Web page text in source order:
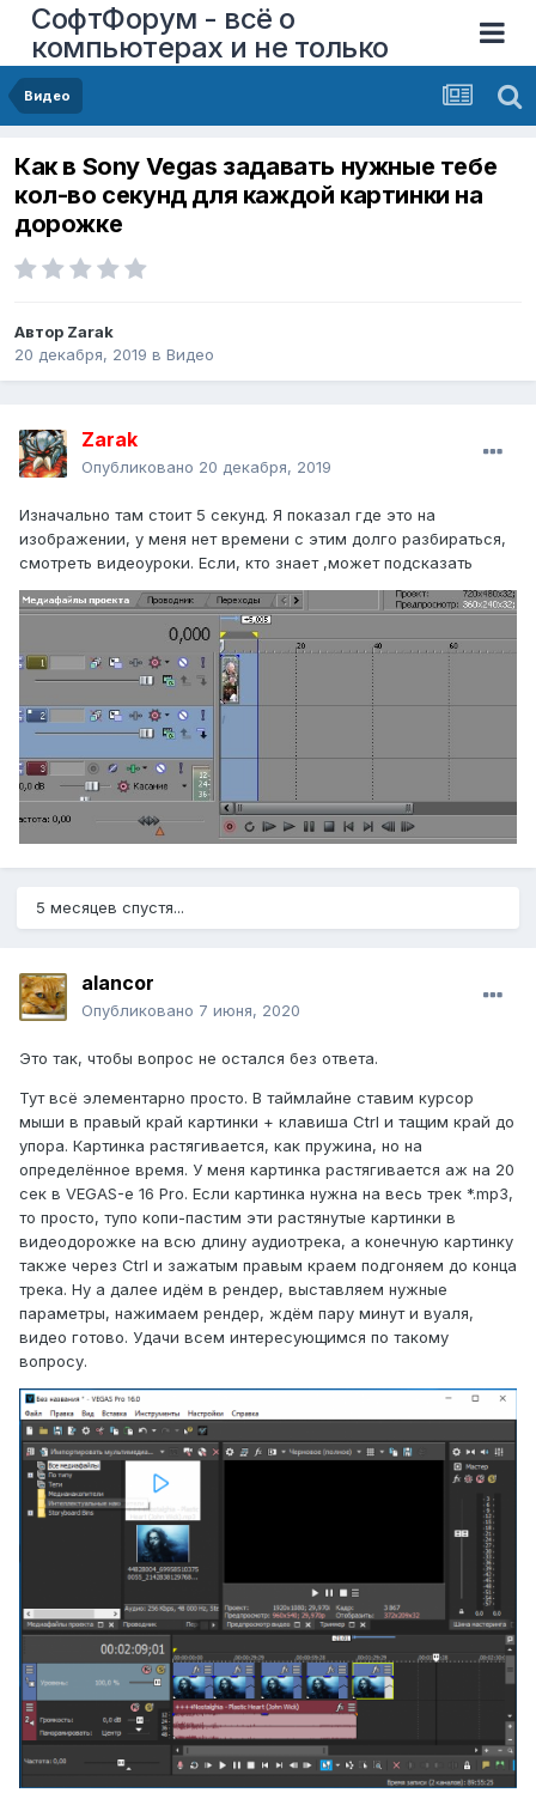
СофтФорум - всё о
компьютерах и не только
Видео
Как в Sony Vegas задавать нужные тебе
кол-во секунд для каждой картинки на
дорожке
Автор Zarak
20 декабря, 2019 в Видео
Zarak
Опубликовано 20 декабря, 2019
Изначально там стоит 5 секунд. Я показал где это на
изображении, у меня нет времени с этим долго разбираться,
смотреть видеоуроки. Если, кто знает ,может подсказать
5 месяцев спустя...
alancor
Опубликовано 7 июня, 2020
Это так, чтобы вопрос не остался без ответа.
Тут всё элементарно просто. В таймлайне ставим курсор
мыши в правый край картинки + клавиша Ctrl и тащим край до
упора. Картинка растягивается, как пружина, но на
определённое время. У меня картинка растягивается аж на 20
сек в VEGAS-е 16 Pro. Если картинка нужна на весь трек *.mp3,
то просто, тупо копи-пастим эти растянутые картинки в
видеодорожке на всю длину аудиотрека, а конечную картинку
также через Ctrl и зажатым правым краем подгоняем до конца
трека. Ну а далее идём в рендер, выставляем нужные
параметры, нажимаем рендер, ждём пару минут и вуаля,
видео готово. Удачи всем интересующимся по такому
вопросу.